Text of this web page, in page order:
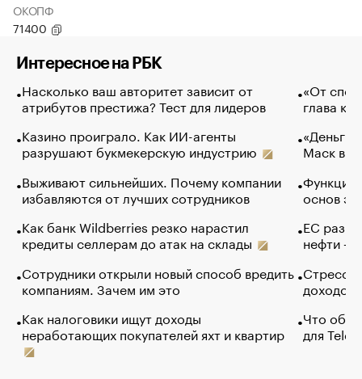
ОКОПФ
71400
Интересное на РБК
Насколько ваш авторитет зависит от
атрибутов престижа? Тест для лидеров
Казино проиграло. Как ИИ-агенты
разрушают букмекерскую индустрию
Выживают сильнейших. Почему компании
избавляются от лучших сотрудников
Как банк Wildberries резко нарастил
кредиты селлерам до атак на склады
Сотрудники открыли новый способ вредить
компаниям. Зачем им это
Как налоговики ищут доходы
неработающих покупателей яхт и квартир
«От
глава
«Деньги
Маск в
Функции
основ
ЕС
нефти —
Стресс
доходов
Что
для